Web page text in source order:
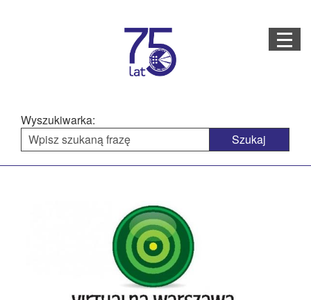
Wyszukiwarka:
Menu
STRONA GŁÓWNA
AKTUALNOŚCI
PROJEKTY REALIZOWANE
DOSTĘPNOŚĆ
OFERTA USŁUG
MULTIMEDIA